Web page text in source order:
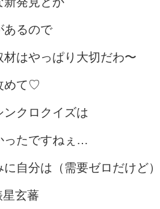
あるので
材はやっぱり大切だわ〜
めて♡
ンクロクイズは
ったですねぇ…
に自分は（需要ゼロだけど）
玄蕃